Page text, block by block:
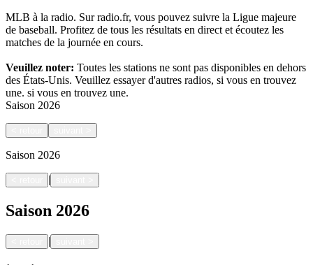
MLB à la radio. Sur radio.fr, vous pouvez suivre la Ligue majeure
de baseball. Profitez de tous les résultats en direct et écoutez les
matches de la journée en cours.
Veuillez noter: Toutes les stations ne sont pas disponibles en dehors
des États-Unis. Veuillez essayer d'autres radios, si vous en trouvez
une. si vous en trouvez une.
Saison 2026
Saison 2026
|
Saison 2026
|